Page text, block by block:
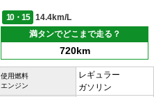
10・15
14.4km/L
満タンでどこまで走る？
720km
使用燃料
エンジン
レギュラー
ガソリン